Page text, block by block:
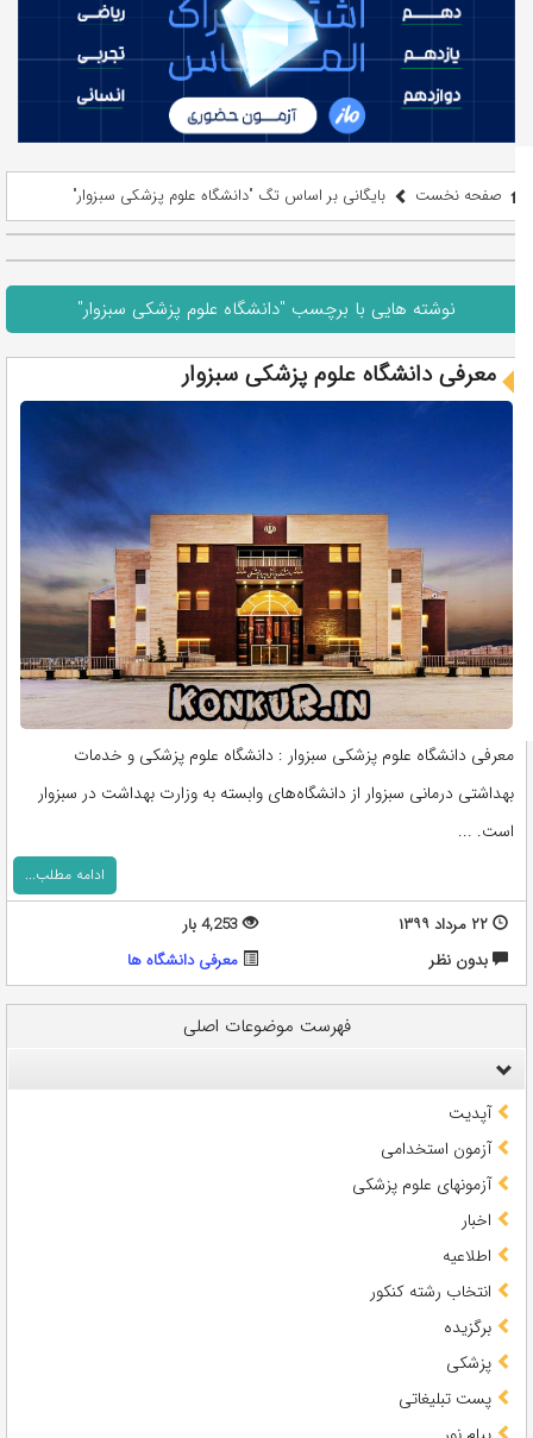
صفحه نخست بایگانی بر اساس تگ "دانشگاه علوم پزشکی سبزوار"
نوشته هایی با برچسب "دانشگاه علوم پزشکی سبزوار"
معرفی دانشگاه علوم پزشکی سبزوار
معرفی دانشگاه علوم پزشکی سبزوار : دانشگاه علوم پزشکی و خدمات
بهداشتی درمانی سبزوار از دانشگاه‌های وابسته به وزارت بهداشت در سبزوار
است. ...
ادامه مطلب...
۲۲ مرداد ۱۳۹۹
4,253 بار
بدون نظر
معرفی دانشگاه ها
فهرست موضوعات اصلی
آپدیت
آزمون استخدامی
آزمونهای علوم پزشکی
اخبار
اطلاعیه
انتخاب رشته کنکور
برگزیده
پزشکی
پست تبلیغاتی